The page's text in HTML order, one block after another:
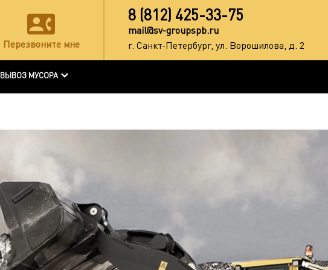
Перезвоните мне
8 (812) 425-33-75
mail@sv-groupspb.ru
г. Санкт-Петербург, ул. Ворошилова, д. 2
ВЫВОЗ МУСОРА